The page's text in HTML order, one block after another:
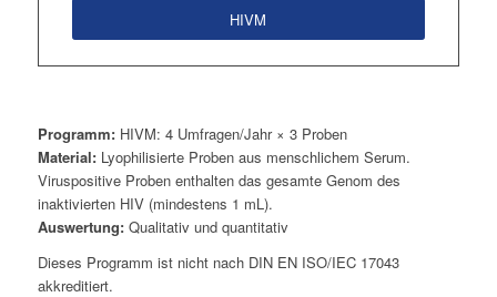
HIVM
Programm:HIVM: 4 Umfragen/Jahr × 3 Proben
Material:Lyophilisierte Proben aus menschlichem Serum.
Viruspositive Proben enthalten das gesamte Genom des
inaktivierten HIV (mindestens 1 mL).
Auswertung:Qualitativ und quantitativ
Dieses Programm ist nicht nach DIN EN ISO/IEC 17043
akkreditiert.